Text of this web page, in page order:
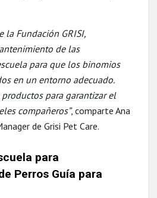
la Fundación GRISI,
de las
para que los binomios
en un entorno adecuado.
para garantizar el
compañeros”, comparte Ana
de Grisi Pet Care.
para
Perros Guía para